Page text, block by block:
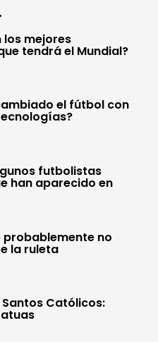
los mejores
tendrá el Mundial?
el fútbol con
futbolistas
han aparecido en
probablemente no
la ruleta
Católicos: